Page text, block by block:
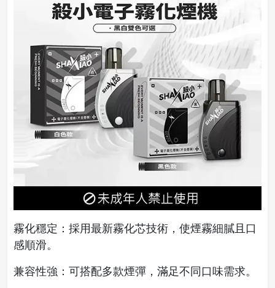
霧化穩定：採用最新霧化芯技術，使煙霧細膩且口
感順滑。
兼容性強：可搭配多款煙彈，滿足不同口味需求。